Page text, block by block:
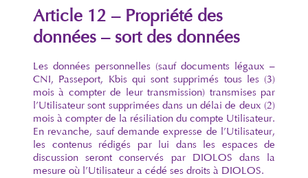
Article 12 – Propriété des
données – sort des données
Les données personnelles (sauf documents légaux –
CNI, Passeport, Kbis qui sont supprimés tous les (3)
mois à compter de leur transmission) transmises par
l’Utilisateur sont supprimées dans un délai de deux (2)
mois à compter de la résiliation du compte Utilisateur.
En revanche, sauf demande expresse de l’Utilisateur,
les contenus rédigés par lui dans les espaces de
discussion seront conservés par DIOLOS dans la
mesure où l’Utilisateur a cédé ses droits à DIOLOS.